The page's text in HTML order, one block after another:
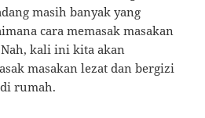
masih banyak yang
cara memasak masakan
kali ini kita akan
masakan lezat dan bergizi
rumah.